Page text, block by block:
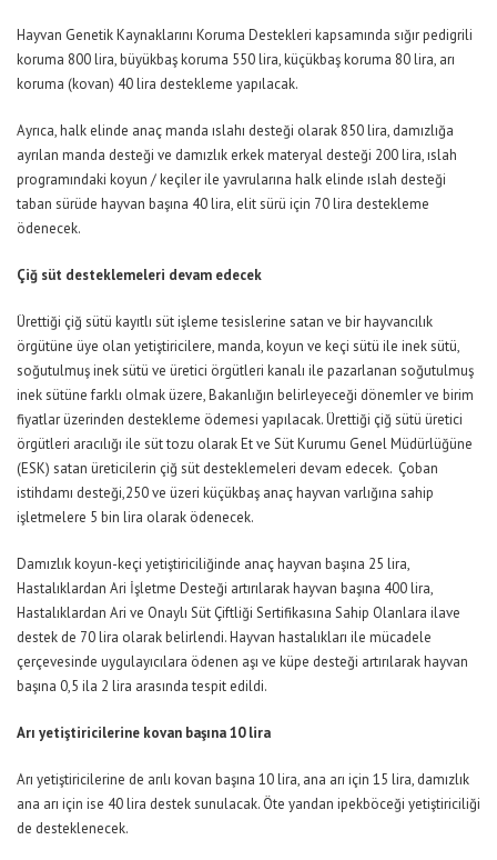
Hayvan Genetik Kaynaklarını Koruma Destekleri kapsamında sığır pedigrili
koruma 800 lira, büyükbaş koruma 550 lira, küçükbaş koruma 80 lira, arı
koruma (kovan) 40 lira destekleme yapılacak.
Ayrıca, halk elinde anaç manda ıslahı desteği olarak 850 lira, damızlığa
ayrılan manda desteği ve damızlık erkek materyal desteği 200 lira, ıslah
programındaki koyun / keçiler ile yavrularına halk elinde ıslah desteği
taban sürüde hayvan başına 40 lira, elit sürü için 70 lira destekleme
ödenecek.
Çiğ süt desteklemeleri devam edecek
Ürettiği çiğ sütü kayıtlı süt işleme tesislerine satan ve bir hayvancılık
örgütüne üye olan yetiştiricilere, manda, koyun ve keçi sütü ile inek sütü,
soğutulmuş inek sütü ve üretici örgütleri kanalı ile pazarlanan soğutulmuş
inek sütüne farklı olmak üzere, Bakanlığın belirleyeceği dönemler ve birim
fiyatlar üzerinden destekleme ödemesi yapılacak. Ürettiği çiğ sütü üretici
örgütleri aracılığı ile süt tozu olarak Et ve Süt Kurumu Genel Müdürlüğüne
(ESK) satan üreticilerin çiğ süt desteklemeleri devam edecek. Çoban
istihdamı desteği,250 ve üzeri küçükbaş anaç hayvan varlığına sahip
işletmelere 5 bin lira olarak ödenecek.
Damızlık koyun-keçi yetiştiriciliğinde anaç hayvan başına 25 lira,
Hastalıklardan Ari İşletme Desteği artırılarak hayvan başına 400 lira,
Hastalıklardan Ari ve Onaylı Süt Çiftliği Sertifikasına Sahip Olanlara ilave
destek de 70 lira olarak belirlendi. Hayvan hastalıkları ile mücadele
çerçevesinde uygulayıcılara ödenen aşı ve küpe desteği artırılarak hayvan
başına 0,5 ila 2 lira arasında tespit edildi.
Arı yetiştiricilerine kovan başına 10 lira
Arı yetiştiricilerine de arılı kovan başına 10 lira, ana arı için 15 lira, damızlık
ana arı için ise 40 lira destek sunulacak. Öte yandan ipekböceği yetiştiriciliği
de desteklenecek.